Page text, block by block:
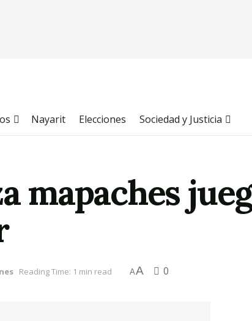
Nayarit Elecciones Sociedad y Justicia
mapaches
Reading Time: 1 min read AA 0